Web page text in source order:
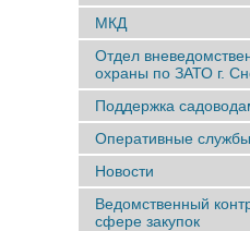
МКД
Отдел
охраны по ЗАТО г.
Поддержка
Оперативные службы
Новости
Ведомственный
сфере закупок